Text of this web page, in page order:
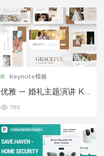
Keynote模板
优雅 — 婚礼主题演讲 Ke
785